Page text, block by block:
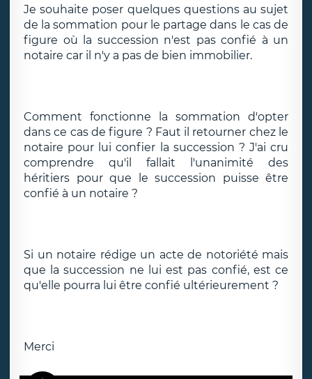
Je souhaite poser quelques questions au sujet
de la sommation pour le partage dans le cas de
figure où la succession n'est pas confié à un
notaire car il n'y a pas de bien immobilier.
Comment fonctionne la sommation d'opter
dans ce cas de figure ? Faut il retourner chez le
notaire pour lui confier la succession ? J'ai cru
comprendre qu'il fallait l'unanimité des
héritiers pour que le succession puisse être
confié à un notaire ?
Si un notaire rédige un acte de notoriété mais
que la succession ne lui est pas confié, est ce
qu'elle pourra lui être confié ultérieurement ?
Merci